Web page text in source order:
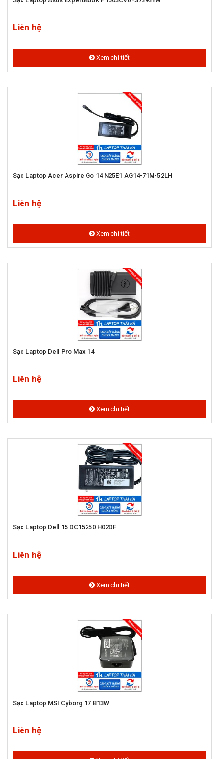
Liên hệ
Xem chi tiết
Sạc Laptop Acer Aspire Go 14 N25E1 AG14-71M-52LH
Liên hệ
Xem chi tiết
Sạc Laptop Dell Pro Max 14
Liên hệ
Xem chi tiết
Sạc Laptop Dell 15 DC15250 H02DF
Liên hệ
Xem chi tiết
Sạc Laptop MSI Cyborg 17 B13W
Liên hệ